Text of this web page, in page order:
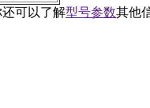
可以了解型号参数其他